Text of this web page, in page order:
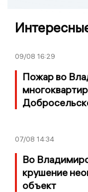
09/08 16:29
Пожар во
07/08 14:34
Во
крушение
объект